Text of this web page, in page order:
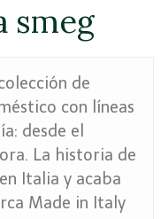
smeg
de
con líneas
desde el
La historia de
Italia y acaba
Made in Italy